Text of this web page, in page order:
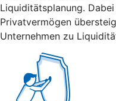
Liquiditätsplanung.
Privatvermögen
Unternehmen zu